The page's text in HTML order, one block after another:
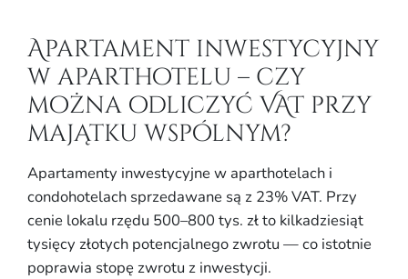
Apartament inwestycyjny
w aparthotelu – czy
można odliczyć VAT przy
majątku wspólnym?
Apartamenty inwestycyjne w aparthotelach i
condohotelach sprzedawane są z 23% VAT. Przy
cenie lokalu rzędu 500–800 tys. zł to kilkadziesiąt
tysięcy złotych potencjalnego zwrotu — co istotnie
poprawia stopę zwrotu z inwestycji.